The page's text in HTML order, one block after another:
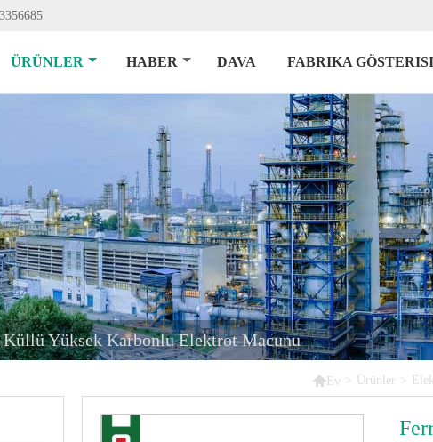
ÜRÜNLER HABER DAVA FABRIKA GÖSTERISI
Küllü Yüksek Karbonlu Elektrot Macunu
 Ev > Ürünler >